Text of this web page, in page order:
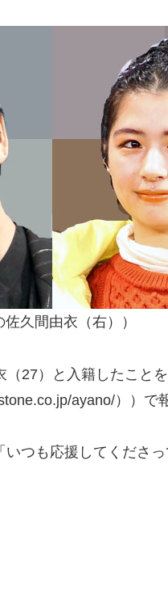
久間由衣（右））
27）と入籍したこと
ayano/））で
つも応援してくださ